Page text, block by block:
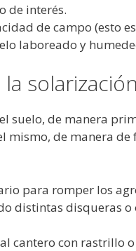
de interés.
de campo (esto
laboreado y
suelo, de manera
mismo, de manera
para romper los
distintas disqueras o
cantero con rastrillo